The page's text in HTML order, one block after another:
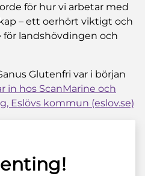
för hur vi arbetar med
– ett oerhört viktigt och
landshövdingen och
Glutenfri var i början
in hos ScanMarine och
Eslövs kommun (eslov.se)